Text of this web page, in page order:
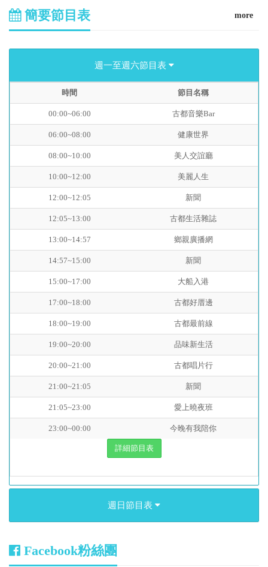
簡要節目表 more
週一至週六節目表
時間 節目名稱
00:00~06:00 古都音樂Bar
06:00~08:00 健康世界
08:00~10:00 美人交誼廳
10:00~12:00 美麗人生
12:00~12:05 新聞
12:05~13:00 古都生活雜誌
13:00~14:57 鄉親廣播網
14:57~15:00 新聞
15:00~17:00 大船入港
17:00~18:00 古都好厝邊
18:00~19:00 古都最前線
19:00~20:00 品味新生活
20:00~21:00 古都唱片行
21:00~21:05 新聞
21:05~23:00 愛上曉夜班
23:00~00:00 今晚有我陪你
詳細節目表
週日節目表
Facebook粉絲團